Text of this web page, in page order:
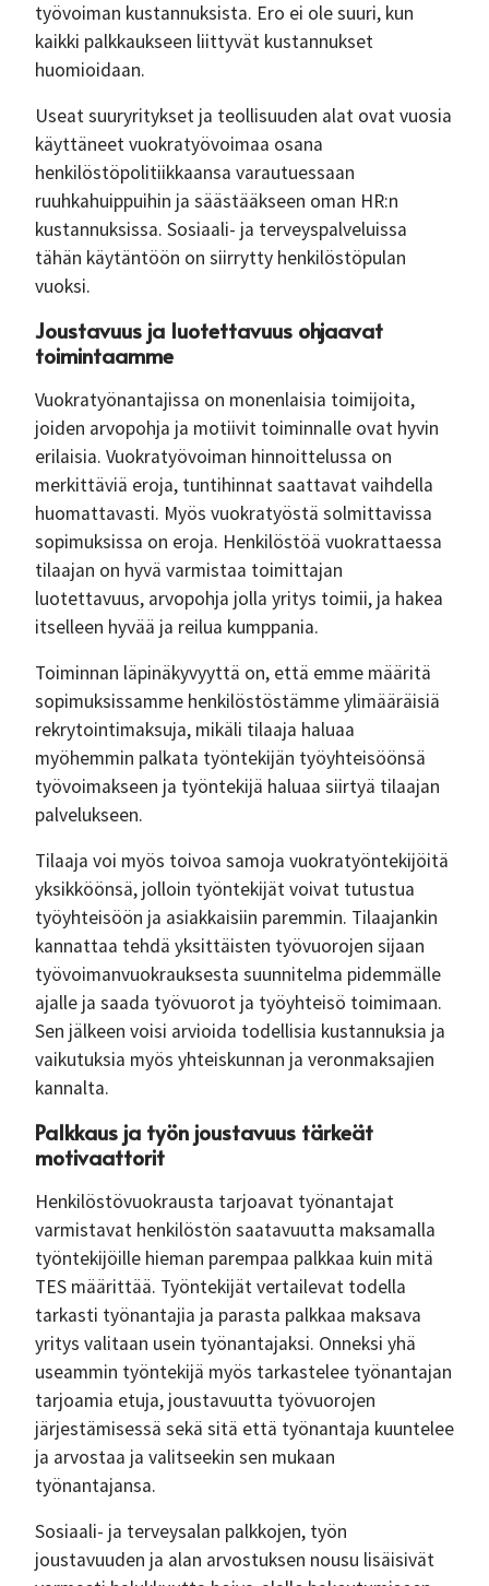
työvoiman kustannuksista. Ero ei ole suuri, kun
kaikki palkkaukseen liittyvät kustannukset
huomioidaan.
Useat suuryritykset ja teollisuuden alat ovat vuosia
käyttäneet vuokratyövoimaa osana
henkilöstöpolitiikkaansa varautuessaan
ruuhkahuippuihin ja säästääkseen oman HR:n
kustannuksissa. Sosiaali- ja terveyspalveluissa
tähän käytäntöön on siirrytty henkilöstöpulan
vuoksi.
Joustavuus ja luotettavuus ohjaavat
toimintaamme
Vuokratyönantajissa on monenlaisia toimijoita,
joiden arvopohja ja motiivit toiminnalle ovat hyvin
erilaisia. Vuokratyövoiman hinnoittelussa on
merkittäviä eroja, tuntihinnat saattavat vaihdella
huomattavasti. Myös vuokratyöstä solmittavissa
sopimuksissa on eroja. Henkilöstöä vuokrattaessa
tilaajan on hyvä varmistaa toimittajan
luotettavuus, arvopohja jolla yritys toimii, ja hakea
itselleen hyvää ja reilua kumppania.
Toiminnan läpinäkyvyyttä on, että emme määritä
sopimuksissamme henkilöstöstämme ylimääräisiä
rekrytointimaksuja, mikäli tilaaja haluaa
myöhemmin palkata työntekijän työyhteisöönsä
työvoimakseen ja työntekijä haluaa siirtyä tilaajan
palvelukseen.
Tilaaja voi myös toivoa samoja vuokratyöntekijöitä
yksikköönsä, jolloin työntekijät voivat tutustua
työyhteisöön ja asiakkaisiin paremmin. Tilaajankin
kannattaa tehdä yksittäisten työvuorojen sijaan
työvoimanvuokrauksesta suunnitelma pidemmälle
ajalle ja saada työvuorot ja työyhteisö toimimaan.
Sen jälkeen voisi arvioida todellisia kustannuksia ja
vaikutuksia myös yhteiskunnan ja veronmaksajien
kannalta.
Palkkaus ja työn joustavuus tärkeät
motivaattorit
Henkilöstövuokrausta tarjoavat työnantajat
varmistavat henkilöstön saatavuutta maksamalla
työntekijöille hieman parempaa palkkaa kuin mitä
TES määrittää. Työntekijät vertailevat todella
tarkasti työnantajia ja parasta palkkaa maksava
yritys valitaan usein työnantajaksi. Onneksi yhä
useammin työntekijä myös tarkastelee työnantajan
tarjoamia etuja, joustavuutta työvuorojen
järjestämisessä sekä sitä että työnantaja kuuntelee
ja arvostaa ja valitseekin sen mukaan
työnantajansa.
Sosiaali- ja terveysalan palkkojen, työn
joustavuuden ja alan arvostuksen nousu lisäisivät